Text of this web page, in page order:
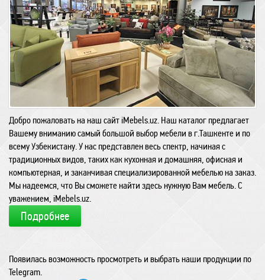
Добро пожаловать на наш сайт iMebels.uz. Наш каталог предлагает
Вашему вниманию самый большой выбор мебели в г.Ташкенте и по
всему Узбекистану. У нас представлен весь спектр, начиная с
традиционных видов, таких как кухонная и домашняя, офисная и
компьютерная, и заканчивая специализированной мебелью на заказ.
Мы надеемся, что Вы сможете найти здесь нужную Вам мебель. С
уважением, iMebels.uz.
Подробнее
Появилась возможность просмотреть и выбрать наши продукции по
Telegram.